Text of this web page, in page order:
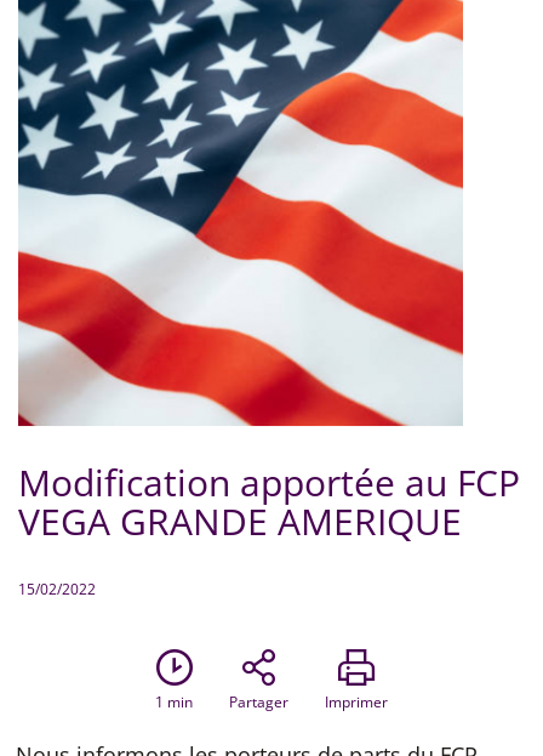
Modification apportée au FCP
VEGA GRANDE AMERIQUE
15/02/2022
1 min Partager Imprimer